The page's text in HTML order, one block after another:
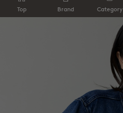
Top Brand Category